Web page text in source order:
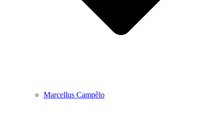
Marcellus Campêlo